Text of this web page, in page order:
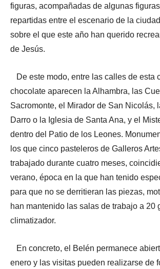
figuras, acompañadas de algunas
repartidas entre el escenario de la
sobre el que este año han querido
de Jesús.
De este modo, entre las calles de esta
chocolate aparecen la Alhambra, las
Sacromonte, el Mirador de San Nicolás,
Darro o la Iglesia de Santa Ana, y el
dentro del Patio de los Leones.
los que cinco pasteleros de Galleros
trabajado durante cuatro meses,
verano, época en la que han tenido
para que no se derritieran las piezas,
han mantenido las salas de trabajo a 20
climatizador.
En concreto, el Belén permanece
enero y las visitas pueden realizarse de